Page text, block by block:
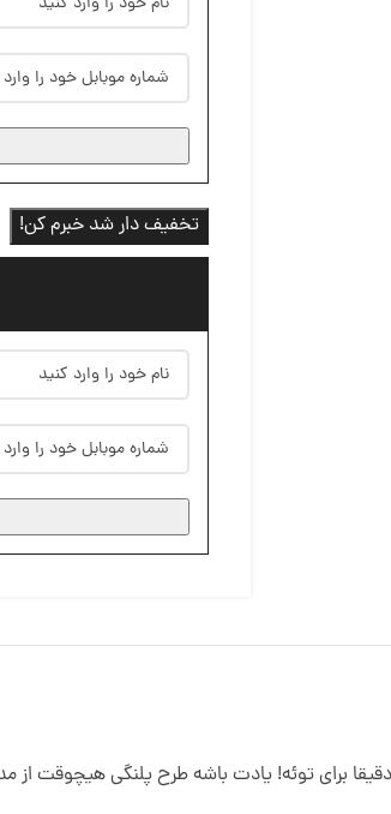
تخفیف دار شد خبرم کن!
برای توئه! یادت باشه طرح پلنگی هیچوقت از